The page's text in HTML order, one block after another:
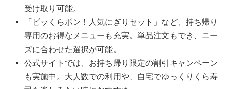
受け取り可能。
「ビッくらポン！人気にぎりセット」など、持ち帰り
専用のお得なメニューも充実。単品注文もでき、ニー
ズに合わせた選択が可能。
公式サイトでは、お持ち帰り限定の割引キャンペーン
も実施中。大人数での利用や、自宅でゆっくりくら寿